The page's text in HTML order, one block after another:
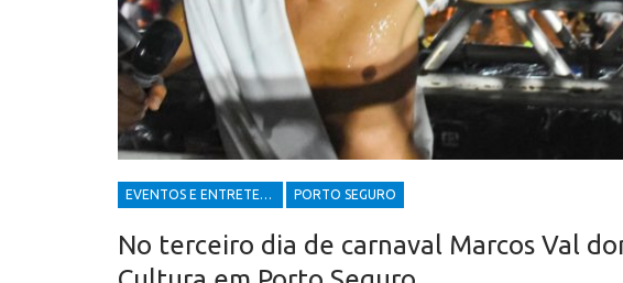
EVENTOS E ENTRETENIMENTOS PORTO SEGURO
No terceiro dia de carnaval Marcos Val